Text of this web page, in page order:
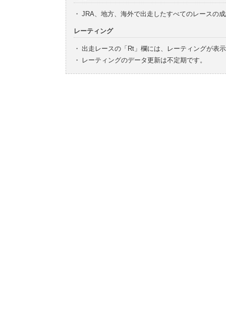
・ JRA、地方、海外で出走したすべてのレースの
レーティング
・ 出走レースの「Rt」欄には、レーティングが表
・
レーティングのデータ更新は不定期です。